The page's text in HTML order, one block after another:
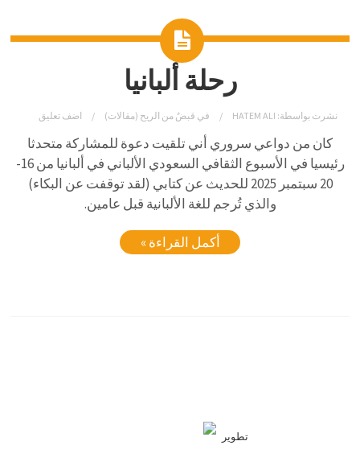
رحلة ألبانيا
نشرت بواسطة: HATEM ALI في قبضٌ من الريح (مقالات) اضف تعليق
كان من دواعي سروري أني تلقيت دعوة للمشاركة متحدثا
رئيسيا في الأسبوع الثقافي السعودي الألباني في ألبانيا من 16-
20 سبتمبر 2025 للحديث عن كتابي (لقد توقفت عن البكاء)
والذي تُرجم للغة الألبانية قبل عامين.
أكمل القراءة »
تطوير